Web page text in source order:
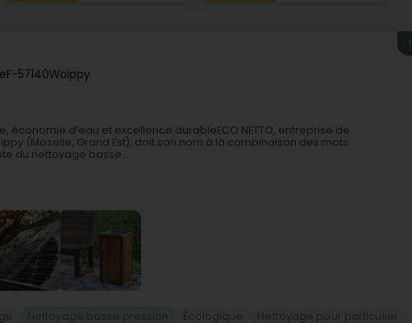
F-57140Woippy
1
économie d’eau et excellence durableECO NETTO, entreprise de
(Moselle, Grand Est), doit son nom à la combinaison des mots
du nettoyage basse...